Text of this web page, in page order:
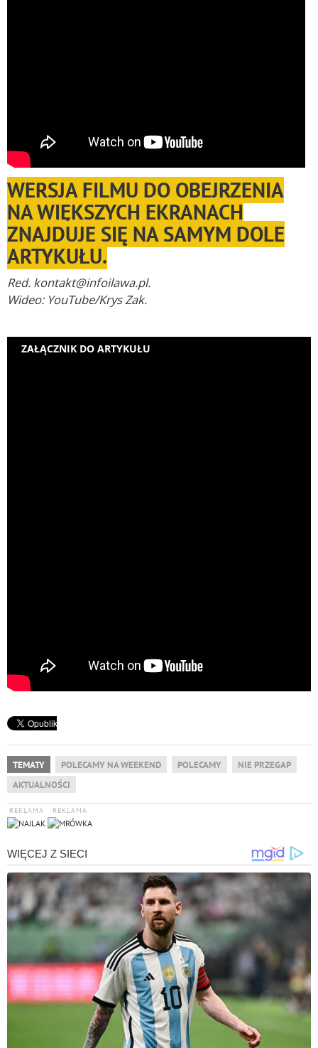
WERSJA FILMU DO OBEJRZENIA
NA WIĘKSZYCH EKRANACH
ZNAJDUJE SIĘ NA SAMYM DOLE
ARTYKUŁU.
Red. kontakt@infoilawa.pl.
Wideo: YouTube/Krys Zak.
ZAŁĄCZNIK DO ARTYKUŁU
TEMATY POLECAMY NA WEEKEND POLECAMY
NIE PRZEGAP
AKTUALNOŚCI
REKLAMA REKLAMA